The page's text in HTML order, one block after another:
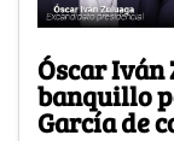
Óscar Iván
banquillo
García de